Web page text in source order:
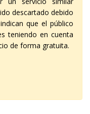
descartado debido
que el público
teniendo en cuenta
de forma gratuita.